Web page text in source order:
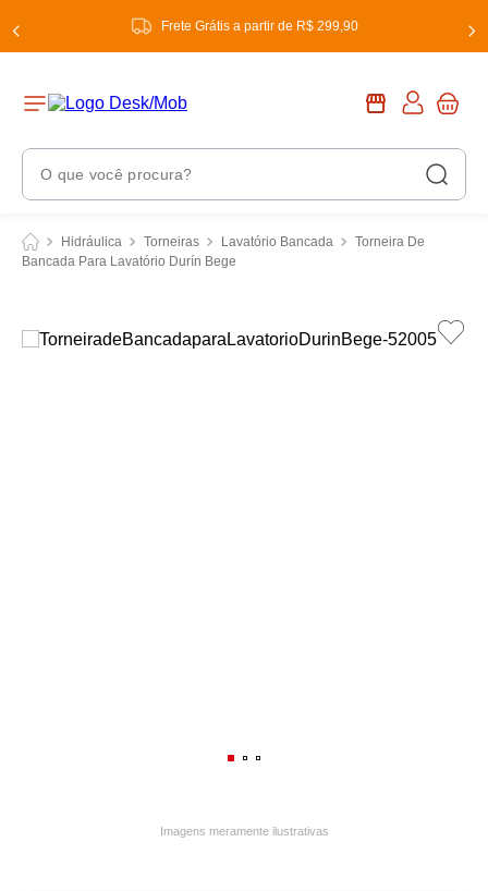
Frete Grátis a partir de R$ 299,90
O que você procura?
Hidráulica Torneiras Lavatório Bancada
Torneira De
Bancada Para Lavatório Durín Bege
Imagens meramente ilustrativas
Termos Mais Buscados
3º torneira